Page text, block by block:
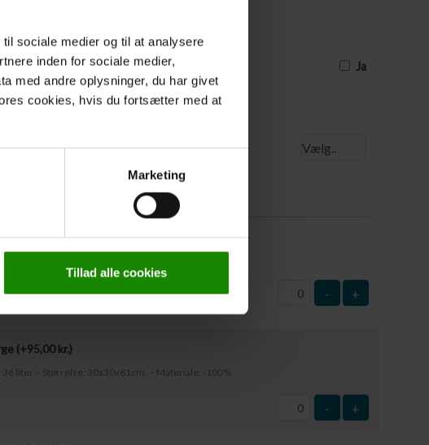
sociale medier og til at analysere
inden for sociale medier,
med andre oplysninger, du har givet
cookies, hvis du fortsætter med at
Marketing
Tillad alle cookies
redningsveste, skal I sætte et kryds, og så skal
til os senest 3 dage før turens start
Ja
(+
60 liter – Mål: 63x37cm – Materiale: Plast
- +
(+95,00kr.)
36 liter – Størrelse: 30x30x61cm. – Materiale: -100%
- +